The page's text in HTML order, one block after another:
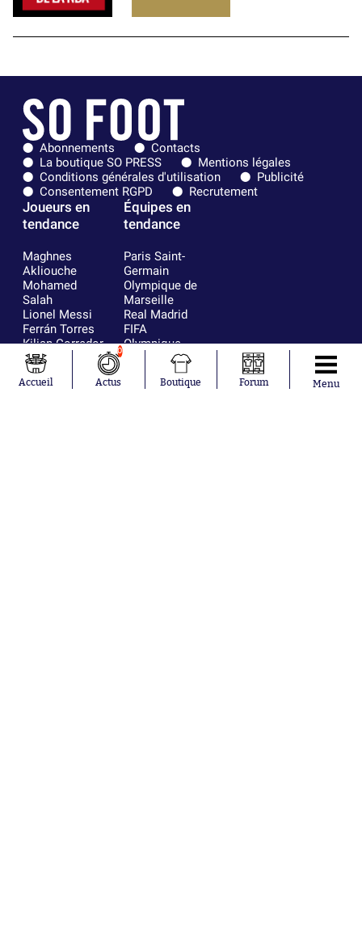
Abonnements
Contacts
La boutique SO PRESS
Mentions légales
Conditions générales d'utilisation
Publicité
Consentement RGPD
Recrutement
Joueurs en
tendance
Maghnes
Akliouche
Mohamed
Salah
Lionel Messi
Ferrán Torres
Kilian Corredor
Franco
Mastantuono
Orel Mangala
Équipes en
tendance
Paris Saint-
Germain
Olympique de
Marseille
Real Madrid
FIFA
Olympique
AS Monaco
FC Barcelone
Accueil
0
Actus Boutique Forum Menu